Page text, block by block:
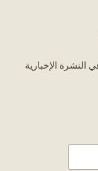
الإخبارية